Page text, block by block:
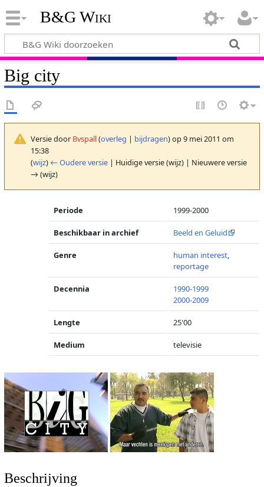
B&G Wiki
Big city
Versie door Bvspall(overleg | bijdragen)op 9 mei 2011 om
15:38
(wijz) ← Oudere versie| Huidige versie (wijz) | Nieuwere versie
→ (wijz)
Periode 1999-2000
Beschikbaar in archief Beeld en Geluid
Genre human interest,
reportage
Decennia
1990-1999
2000-2009
Lengte 25'00
Medium televisie
Beschrijving